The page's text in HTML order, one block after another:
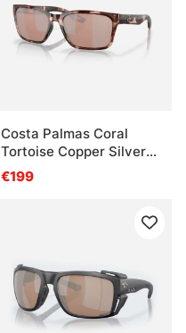
Costa Palmas Coral
Tortoise Copper Silver
Mirror 580P
€199